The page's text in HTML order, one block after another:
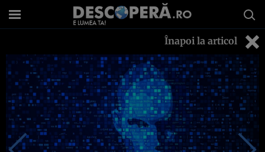
Înapoi la articol